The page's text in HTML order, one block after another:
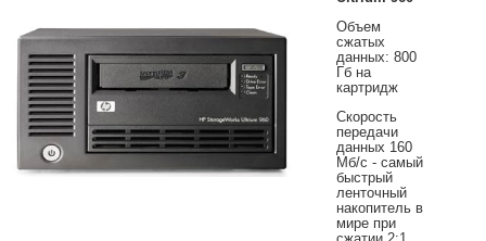
Объем
сжатых
данных: 800
Гб на
картридж
Скорость
передачи
данных 160
Мб/с - самый
быстрый
ленточный
накопитель в
мире при